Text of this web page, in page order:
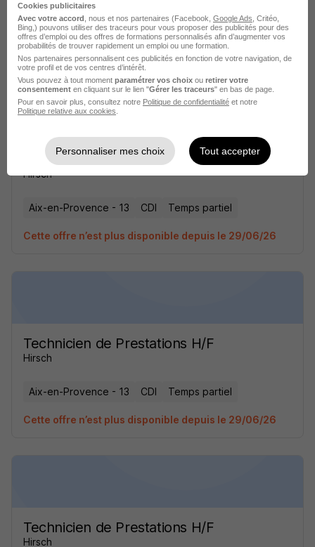
Aix-en-Provence - 13 CDI Temps partiel
Cette offre n’est plus disponible depuis le 29/06/26
Technicien de Prestations H/F
Hirsch
Aix-en-Provence - 13 CDI Temps partiel
Cette offre n’est plus disponible depuis le 29/06/26
Technicien de Prestations H/F
Hirsch
Aix-en-Provence - 13 CDI Temps partiel
Cette offre n’est plus disponible depuis le 29/06/26
Technicien de Prestations H/F
Hirsch
Cookies publicitaires
Avec votre accord , nous et nos partenaires (Facebook, Google Ads , Critéo,
Bing,) pouvons utiliser des traceurs pour vous proposer des publicités pour des
offres d’emploi ou des offres de formations personnalisés afin d’augmenter vos
probabilités de trouver rapidement un emploi ou une formation.
Nos partenaires personnalisent ces publicités en fonction de votre navigation, de
votre profil et de vos centres d’intérêt.
Vous pouvez à tout moment paramétrer vos choix ou retirer votre
consentement en cliquant sur le lien "Gérer les traceurs" en bas de page.
Pour en savoir plus, consultez notre Politique de confidentialité et notre
Politique relative aux cookies
Personnaliser mes choix Tout accepter